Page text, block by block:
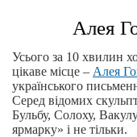
Алея
Усього за 10 хвилин
цікаве місце – Алея
українського
Серед відомих
Бульбу, Солоху,
ярмарку» і не тільки.